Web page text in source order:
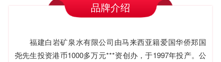
品牌介绍
福建白岩矿泉水有限公司由马来西亚籍爱国华侨郑国
尧先生投资港币1000多万元***资创办，于1997年投产。公